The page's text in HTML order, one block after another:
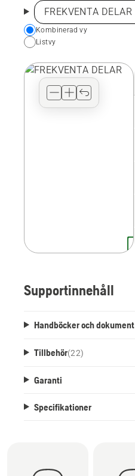
FREKVENTA DELAR
Choose
your
view
Kombinerad vy
Listvy
Supportinnehåll
Handböcker och dokument
Tillbehör(22)
Garanti
Specifikationer